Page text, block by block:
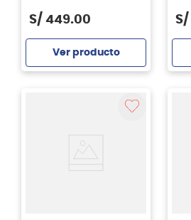
S/ 449.00
Ver producto
S/